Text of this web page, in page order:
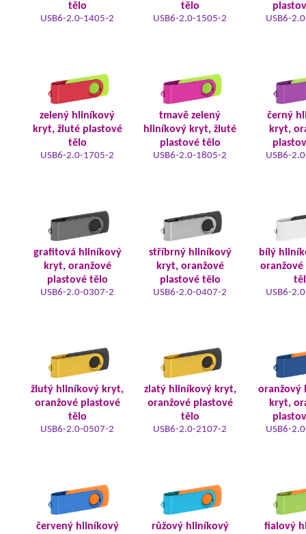
tělo
USB6-2.0-1405-2
tělo
USB6-2.0-1505-2 USB6-
zelený hliníkový
kryt, žluté plastové
tělo
USB6-2.0-1705-2
tmavě zelený
hliníkový kryt, žluté
plastové tělo
USB6-2.0-1805-2
černý
kryt,
USB6-
grafitová hliníkový
kryt, oranžové
plastové tělo
USB6-2.0-0307-2
stříbrný hliníkový
kryt, oranžové
plastové tělo
USB6-2.0-0407-2
bílý
oranžové
USB6-
žlutý hliníkový kryt,
oranžové plastové
tělo
USB6-2.0-0507-2
zlatý hliníkový kryt,
oranžové plastové
tělo
USB6-2.0-2107-2
oranžový
kryt,
USB6-
červený hliníkový
růžový hliníkový
fialový